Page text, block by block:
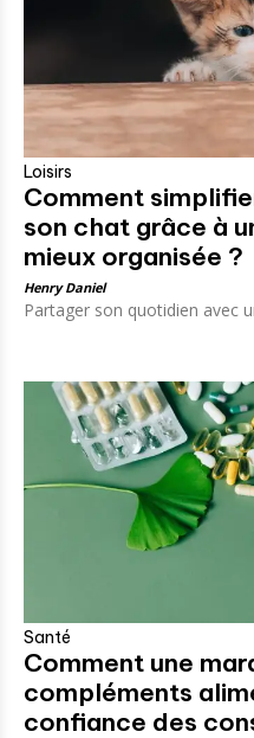
Loisirs
Comment
son chat grâce à
mieux organisée ?
Henry Daniel
Partager son quotidien avec
Santé
Comment une
compléments
confiance des